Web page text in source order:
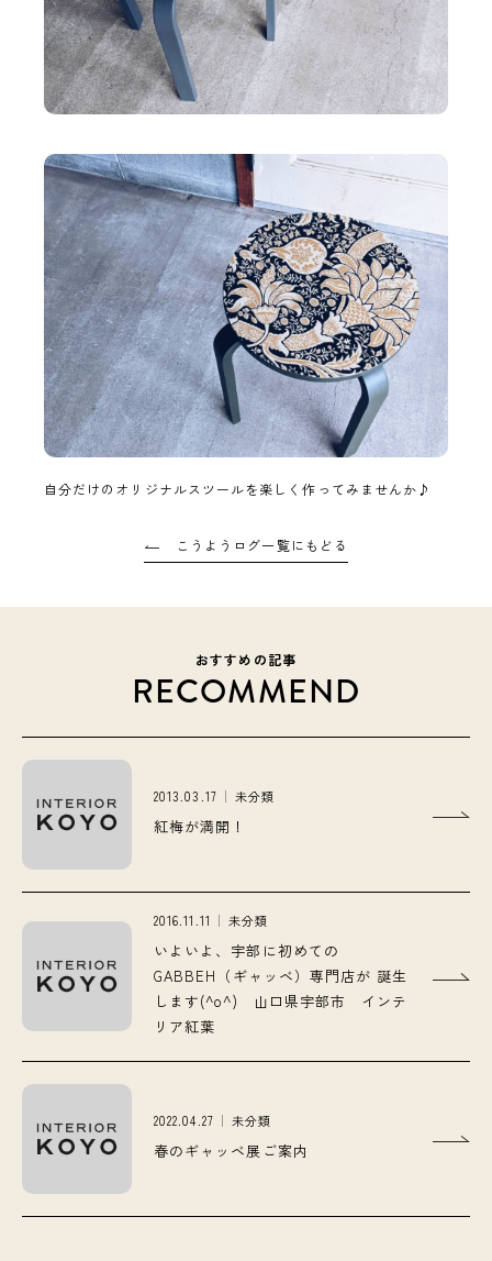
自分だけのオリジナルスツールを楽しく作ってみませんか♪
こうようログ一覧にもどる
おすすめの記事
RECOMMEND
2013.03.17 未分類
紅梅が満開！
2016.11.11 未分類
いよいよ、宇部に初めての
GABBEH（ギャッベ）専門店が 誕生
します(^o^) 山口県宇部市 インテ
リア紅葉
2022.04.27 未分類
春のギャッベ展ご案内